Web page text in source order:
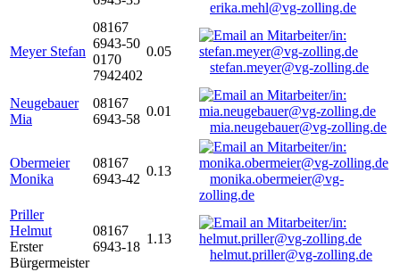
erika.mehl@vg-zolling.de
Meyer Stefan
08167
6943-50
0170
7942402
0.05
stefan.meyer@vg-zolling.de
Neugebauer
Mia
08167
6943-58
0.01
mia.neugebauer@vg-zolling.de
Obermeier
Monika
08167
6943-42
0.13
monika.obermeier@vg-
zolling.de
Priller
Helmut
Erster
Bürgermeister
08167
6943-18
1.13
helmut.priller@vg-zolling.de